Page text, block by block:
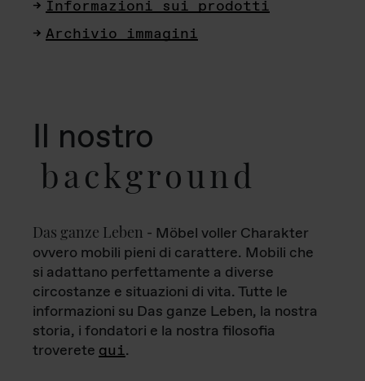
Informazioni sui prodotti
Archivio immagini
Il nostro
background
Das ganze Leben - Möbel voller Charakter
ovvero mobili pieni di carattere. Mobili che
si adattano perfettamente a diverse
circostanze e situazioni di vita. Tutte le
informazioni su Das ganze Leben, la nostra
storia, i fondatori e la nostra filosofia
troverete qui.